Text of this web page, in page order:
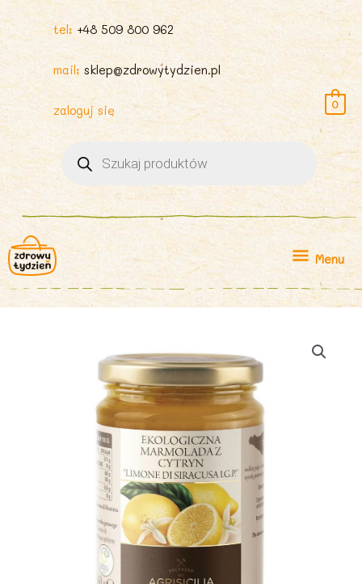
tel: +48 509 800 962
mail: sklep@zdrowytydzien.pl
zaloguj się
produktów
0
Menu
Menu